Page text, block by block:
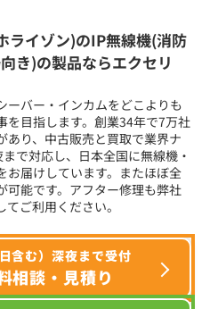
ライゾン)のIP無線機(消防
き)の製品ならエクセリ
ーバー・インカムをどこよりも
を目指します。創業34年で7万社
あり、中古販売と買取で業界ナ
で対応し、日本全国に無線機・
お届けしています。またほぼ全
可能です。アフター修理も弊社
ご利用ください。
含む）深夜まで受付
相談・見積り